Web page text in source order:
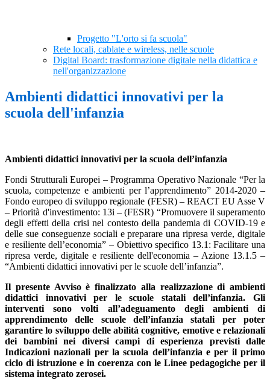
Progetto "L'orto si fa scuola"
Rete locali, cablate e wireless, nelle scuole
Digital Board: trasformazione digitale nella didattica e
nell'organizzazione
Ambienti didattici innovativi per la
scuola dell'infanzia
Ambienti didattici innovativi per la scuola dell’infanzia
Fondi Strutturali Europei – Programma Operativo Nazionale “Per la
scuola, competenze e ambienti per l’apprendimento” 2014-2020 –
Fondo europeo di sviluppo regionale (FESR) – REACT EU Asse V
– Priorità d'investimento: 13i – (FESR) “Promuovere il superamento
degli effetti della crisi nel contesto della pandemia di COVID-19 e
delle sue conseguenze sociali e preparare una ripresa verde, digitale
e resiliente dell’economia” – Obiettivo specifico 13.1: Facilitare una
ripresa verde, digitale e resiliente dell'economia – Azione 13.1.5 –
“Ambienti didattici innovativi per le scuole dell’infanzia”.
Il presente Avviso è finalizzato alla realizzazione di ambienti
didattici innovativi per le scuole statali dell’infanzia. Gli
interventi sono volti all’adeguamento degli ambienti di
apprendimento delle scuole dell’infanzia statali per poter
garantire lo sviluppo delle abilità cognitive, emotive e relazionali
dei bambini nei diversi campi di esperienza previsti dalle
Indicazioni nazionali per la scuola dell’infanzia e per il primo
ciclo di istruzione e in coerenza con le Linee pedagogiche per il
sistema integrato zerosei.